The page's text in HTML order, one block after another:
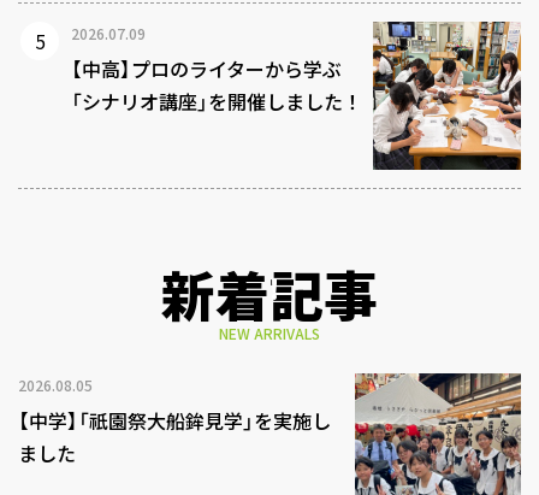
2026.07.09
【中高】プロのライターから学ぶ
「シナリオ講座」を開催しました！
新着記事
NEW ARRIVALS
2026.08.05
【中学】「祇園祭大船鉾見学」を実施し
ました